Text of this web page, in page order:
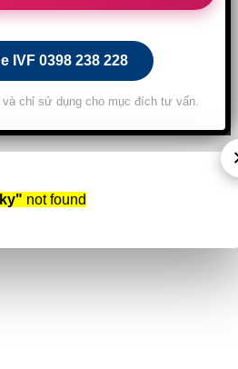
IVF 0398 238 228
chỉ sử dụng cho mục đích tư vấn.
not found